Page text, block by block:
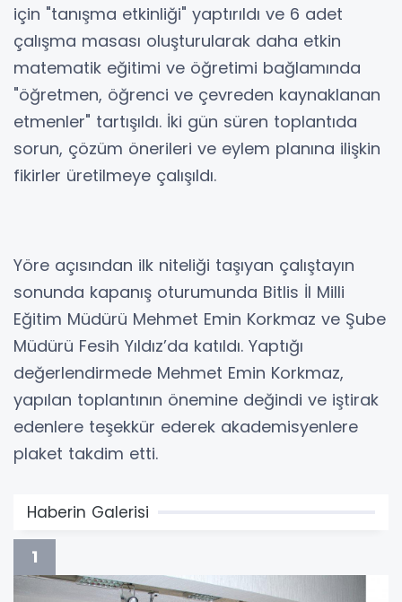
için "tanışma etkinliği" yaptırıldı ve 6 adet
çalışma masası oluşturularak daha etkin
matematik eğitimi ve öğretimi bağlamında
"öğretmen, öğrenci ve çevreden kaynaklanan
etmenler" tartışıldı. İki gün süren toplantıda
sorun, çözüm önerileri ve eylem planına ilişkin
fikirler üretilmeye çalışıldı.
Yöre açısından ilk niteliği taşıyan çalıştayın
sonunda kapanış oturumunda Bitlis İl Milli
Eğitim Müdürü Mehmet Emin Korkmaz ve Şube
Müdürü Fesih Yıldız’da katıldı. Yaptığı
değerlendirmede Mehmet Emin Korkmaz,
yapılan toplantının önemine değindi ve iştirak
edenlere teşekkür ederek akademisyenlere
plaket takdim etti.
Haberin Galerisi
1